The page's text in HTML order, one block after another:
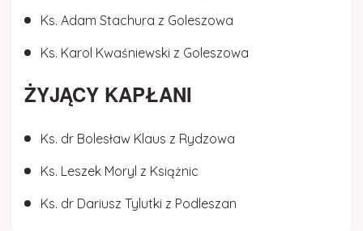
Ks. Adam Stachura z Goleszowa
Ks. Karol Kwaśniewski z Goleszowa
ŻYJĄCY KAPŁANI
Ks. dr Bolesław Klaus z Rydzowa
Ks. Leszek Moryl z Książnic
Ks. dr Dariusz Tylutki z Podleszan